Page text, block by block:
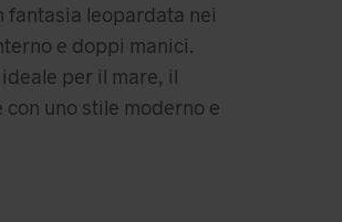
fantasia leopardata nei
e doppi manici.
per il mare, il
uno stile moderno e